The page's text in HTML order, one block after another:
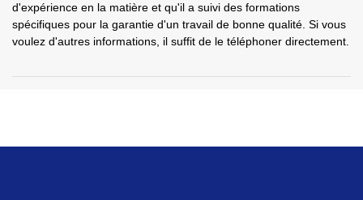
d'expérience en la matière et qu'il a suivi des formations
spécifiques pour la garantie d'un travail de bonne qualité. Si vous
voulez d'autres informations, il suffit de le téléphoner directement.